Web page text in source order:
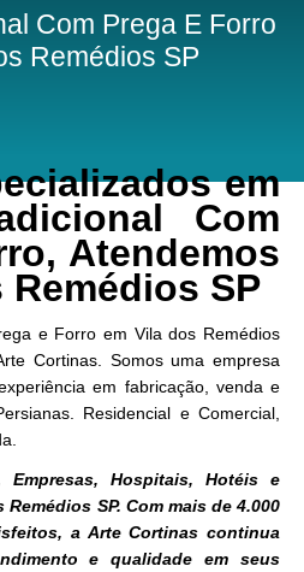
Com Prega E Forro
Remédios SP
em
Com
Atendemos
Remédios SP
e Forro em Vila dos Remédios
Cortinas. Somos uma empresa
em fabricação, venda e
Residencial e Comercial,
Empresas, Hospitais, Hotéis e
SP. Com mais de 4.000
a Arte Cortinas continua
e qualidade em seus